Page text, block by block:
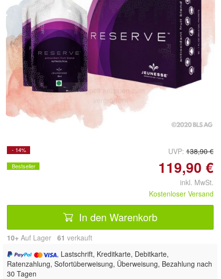
Doppelt antippen zum
vergrößern
- 14% UVP: 138,90 €
Bestseller 119,90 €
inkl. MwSt.
Kostenloser Versand
In den Warenkorb
10+ Auf Lager 61 verkauft
, Lastschrift, Kreditkarte, Debitkarte,
Ratenzahlung, Sofortüberweisung, Überweisung, Bezahlung nach
30 Tagen